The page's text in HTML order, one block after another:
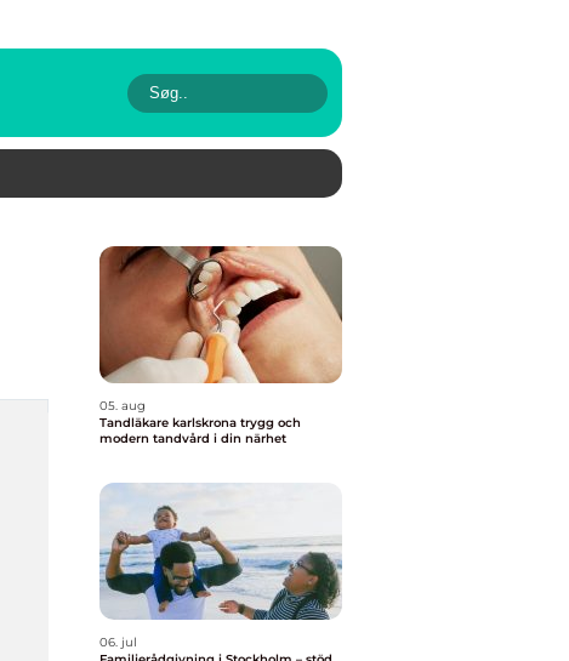
05. aug
Tandläkare karlskrona trygg och
modern tandvård i din närhet
06. jul